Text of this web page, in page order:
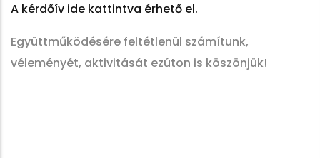
A kérdőív ide kattintva érhető el.
Együttműködésére feltétlenül számítunk,
véleményét, aktivitását ezúton is köszönjük!